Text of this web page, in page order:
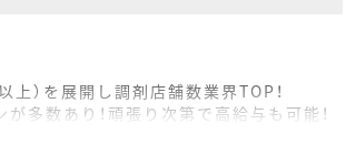
）を展開し調剤店舗数業界TOP！
多数あり！頑張り次第で高給与も可能！